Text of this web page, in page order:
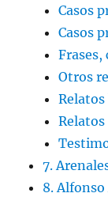
Casos
Casos
Frases,
Otros
7.
8.